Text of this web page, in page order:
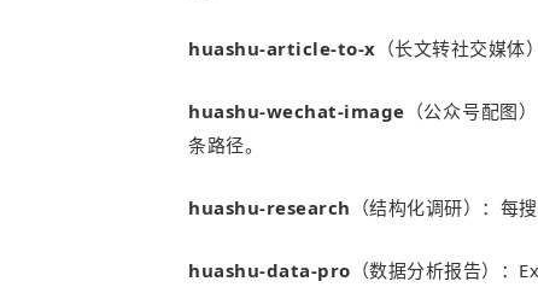
huashu-article-to-x （长文转社交媒
huashu-wechat-image （公众号配图
条路径。
huashu-research （结构化调研）：每
huashu-data-pro （数据分析报告）：